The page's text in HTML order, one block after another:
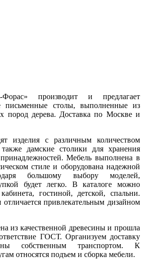
Форас» производит и предлагает
письменные столы, выполненные из
пород дерева. Доставка по Москве и
изделия с различным количеством
дамские столики для хранения
Мебель выполнена в
стиле и оборудована надежной
большому выбору моделей,
будет легко. В каталоге можно
гостиной, детской, спальни.
привлекательным дизайном
из качественной древесины и прошла
ГОСТ. Организуем доставку
собственным транспортом. К
относятся подъем и сборка мебели.